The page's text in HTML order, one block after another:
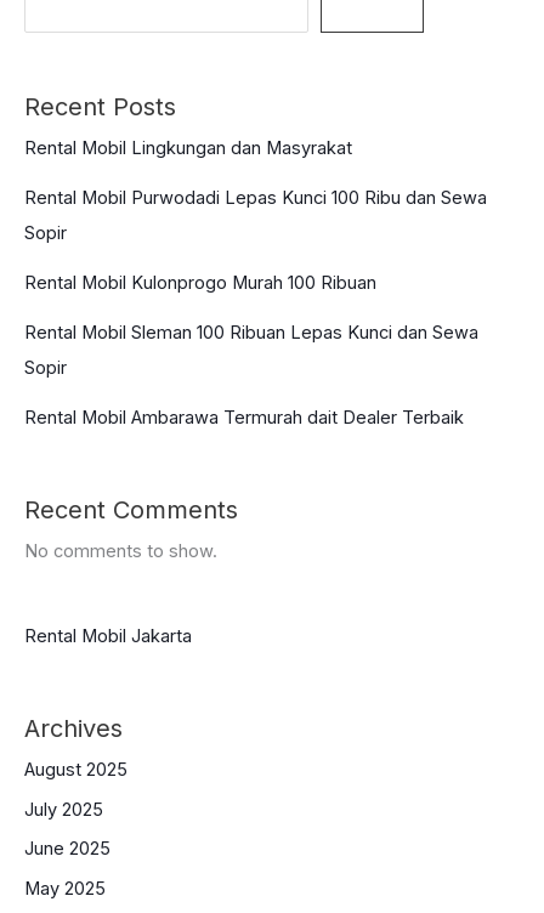
Recent Posts
Rental Mobil Lingkungan dan Masyrakat
Rental Mobil Purwodadi Lepas Kunci 100 Ribu dan Sewa
Sopir
Rental Mobil Kulonprogo Murah 100 Ribuan
Rental Mobil Sleman 100 Ribuan Lepas Kunci dan Sewa
Sopir
Rental Mobil Ambarawa Termurah dait Dealer Terbaik
Recent Comments
No comments to show.
Rental Mobil Jakarta
Archives
August 2025
July 2025
June 2025
May 2025